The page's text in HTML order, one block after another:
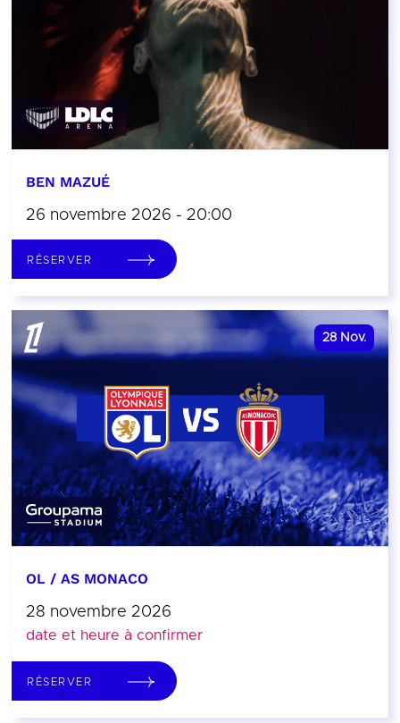
BEN MAZUÉ
26 novembre 2026 - 20:00
RÉSERVER
28 Nov.
OL / AS MONACO
28 novembre 2026
date et heure à confirmer
RÉSERVER